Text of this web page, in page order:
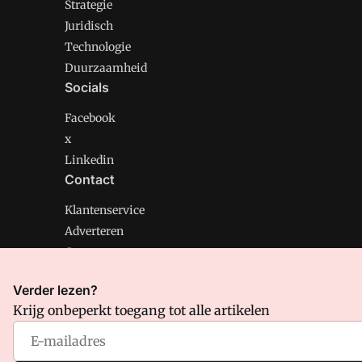
Strategie
Juridisch
Technologie
Duurzaamheid
Socials
Facebook
x
Linkedin
Contact
Klantenservice
Adverteren
Contact
CMweb is onderdeel van VMN media. Lees inons
Voorwaarden
Verder lezen?
Krijg onbeperkt toegang tot alle artikelen